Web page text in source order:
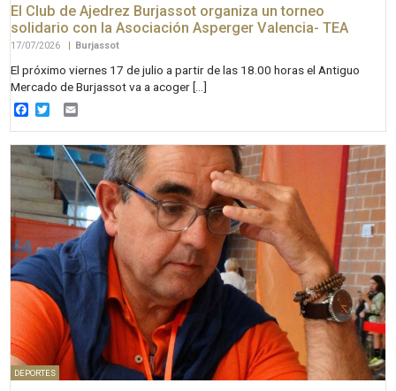
El Club de Ajedrez Burjassot organiza un torneo
solidario con la Asociación Asperger Valencia- TEA
17/07/2026 Burjassot
El próximo viernes 17 de julio a partir de las 18.00 horas el Antiguo
Mercado de Burjassot va a acoger […]
Facebook
Twitter
DEPORTES